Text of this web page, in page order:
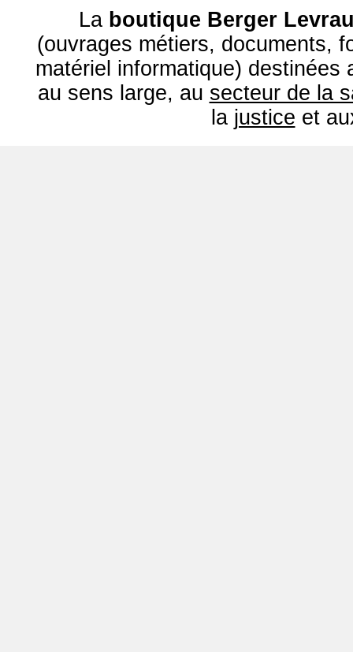
La boutique Berger
(ouvrages métiers, documents,
matériel informatique) destinées
au sens large, au secteur de la
la justice et